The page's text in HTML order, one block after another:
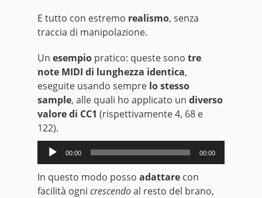
E tutto con estremo realismo, senza
traccia di manipolazione.
Un esempio pratico: queste sono tre
note MIDI di lunghezza identica,
eseguite usando sempre lo stesso
sample, alle quali ho applicato un diverso
valore di CC1 (rispettivamente 4, 68 e
122).
Audio
Player
00:00 00:00
In questo modo posso adattare con
facilità ogni crescendoal resto del brano,